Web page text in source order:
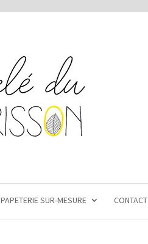
PAPETERIE SUR-MESURE CONTACT